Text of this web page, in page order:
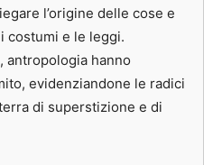
l’origine delle cose e
costumi e le leggi.
antropologia hanno
evidenziandone le radici
di superstizione e di